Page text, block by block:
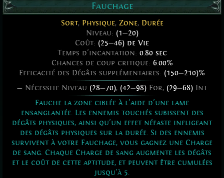
Fauchage
Sort, Physique, Zone, Durée
Niveau: (1—20)
Coût: (25—46) de Vie
Temps d'incantation: 0.80 sec
Chances de coup critique: 6.00%
Efficacité des Dégâts supplémentaires: (150—210)%
— Nécessite Niveau (28—70), (42—98) For, (29—68) Int
Fauche la zone ciblée à l'aide d'une lame
ensanglantée. Les ennemis touchés subissent des
dégâts physiques, ainsi qu'un effet néfaste infligeant
des dégâts physiques sur la durée. Si des ennemis
survivent à votre Fauchage, vous gagnez une Charge
de sang. Chaque Charge de sang augmente les dégâts
et le coût de cette aptitude, et peuvent être cumulées
jusqu'à 5.